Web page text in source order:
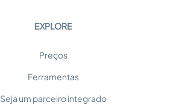
EXPLORE
Preços
Ferramentas
Seja um parceiro integrado